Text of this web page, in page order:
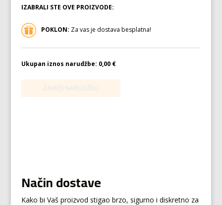
IZABRALI STE OVE PROIZVODE:
POKLON: Za vas je dostava besplatna!
Ukupan iznos narudžbe: 0,00 €
Način dostave
Kako bi Vaš proizvod stigao brzo, sigurno i diskretno za